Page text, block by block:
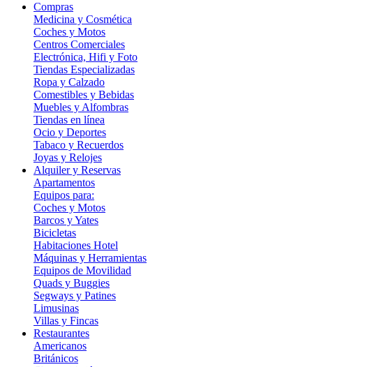
Compras
Medicina y Cosmética
Coches y Motos
Centros Comerciales
Electrónica, Hifi y Foto
Tiendas Especializadas
Ropa y Calzado
Comestibles y Bebidas
Muebles y Alfombras
Tiendas en línea
Ocio y Deportes
Tabaco y Recuerdos
Joyas y Relojes
Alquiler y Reservas
Apartamentos
Equipos para:
Coches y Motos
Barcos y Yates
Bicicletas
Habitaciones Hotel
Máquinas y Herramientas
Equipos de Movilidad
Quads y Buggies
Segways y Patines
Limusinas
Villas y Fincas
Restaurantes
Americanos
Británicos